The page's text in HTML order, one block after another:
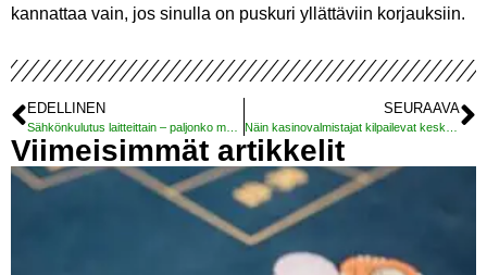
kannattaa vain, jos sinulla on puskuri yllättäviin korjauksiin.
EDELLINEN SEURAAVA
Viimeisimmät artikkelit